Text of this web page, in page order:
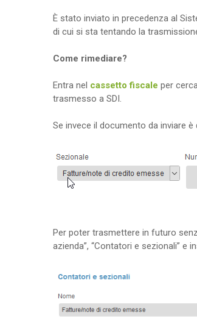
È stato inviato in precedenza al
di cui si sta tentando la
Come rimediare?
Entra nel cassetto fiscale per
trasmesso a SDI.
Se invece il documento da inviare
Per poter trasmettere in futuro
azienda”, “Contatori e sezionali” e